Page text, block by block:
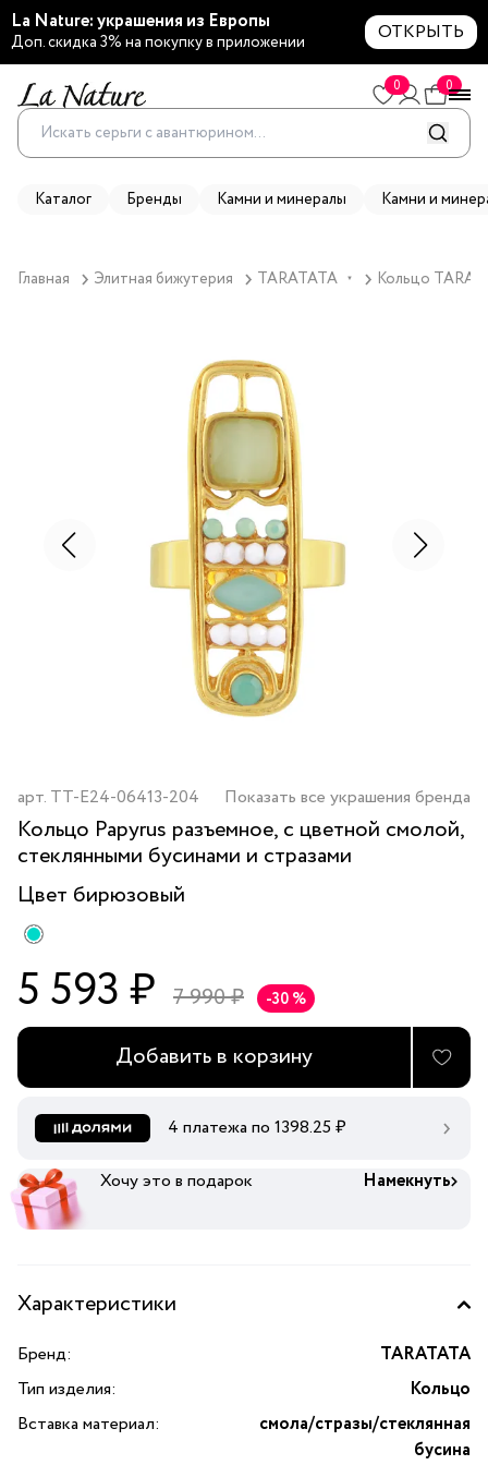
La Nature: украшения из Европы
Доп. скидка 3% на покупку в приложении ОТКРЫТЬ
0 0
Каталог Бренды Камни и минералы Камни и
Главная Элитная бижутерия TARATATA ▼ Кольцо
арт. TT-E24-06413-204 Показать все украшения бренда
Кольцо Papyrus разъемное, с цветной смолой,
стеклянными бусинами и стразами
Цвет бирюзовый
5 593 ₽ 7 990 ₽ -30 %
Добавить в корзину
4 платежа по 1398.25 ₽
Хочу это в подарок Намекнуть
Характеристики
Бренд:
TARATATA
Тип изделия:
Кольцо
Вставка материал:
смола/стразы/стеклянная
бусина